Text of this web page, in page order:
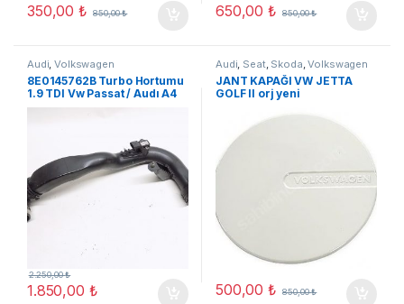
350,00₺ 850,00₺ 650,00₺ 850,00₺
Audi,Volkswagen
8E0145762B Turbo Hortumu
1.9 TDI Vw Passat / Audı A4
B6
1.850,00 ₺
2.250,00₺
Audi, Seat, Skoda,Volkswagen
JANT KAPAĞI VW JETTA
GOLF II orj yeni
500,00₺ 850,00₺